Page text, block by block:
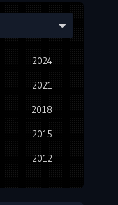
2024
2021
2018
2015
2012